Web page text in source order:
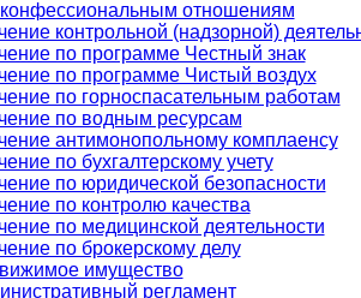
отношениям
контрольной (надзорной)
по программе Честный знак
по программе Чистый воздух
по горноспасательным работам
по водным ресурсам
антимонопольному комплаенсу
по бухгалтерскому учету
по юридической безопасности
по контролю качества
по медицинской деятельности
по брокерскому делу
имущество
регламент